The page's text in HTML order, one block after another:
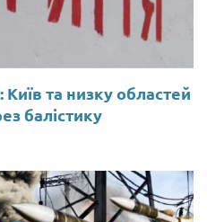
Київ та низку областей
балістику